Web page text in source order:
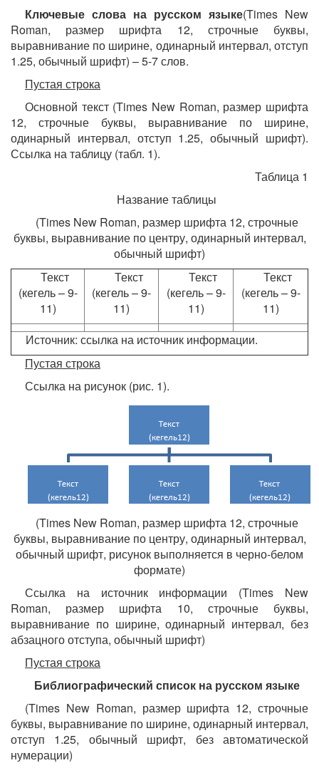
Ключевые слова на русском языке(Times New
Roman, размер шрифта 12, строчные буквы,
выравнивание по ширине, одинарный интервал, отступ
1.25, обычный шрифт) – 5-7 слов.
Пустая строка
Основной текст (Times New Roman, размер шрифта
12, строчные буквы, выравнивание по ширине,
одинарный интервал, отступ 1.25, обычный шрифт).
Ссылка на таблицу (табл. 1).
Таблица 1
Название таблицы
(Times New Roman, размер шрифта 12, строчные
буквы, выравнивание по центру, одинарный интервал,
обычный шрифт)
Текст
(кегель – 9-
11)
Текст
(кегель – 9-
11)
Текст
(кегель – 9-
11)
Текст
(кегель – 9-
11)
Источник: ссылка на источник информации.
Пустая строка
Ссылка на рисунок (рис. 1).
(Times New Roman, размер шрифта 12, строчные
буквы, выравнивание по центру, одинарный интервал,
обычный шрифт, рисунок выполняется в черно-белом
формате)
Ссылка на источник информации (Times New
Roman, размер шрифта 10, строчные буквы,
выравнивание по ширине, одинарный интервал, без
абзацного отступа, обычный шрифт)
Пустая строка
Библиографический список на русском языке
(Times New Roman, размер шрифта 12, строчные
буквы, выравнивание по ширине, одинарный интервал,
отступ 1.25, обычный шрифт, без автоматической
нумерации)